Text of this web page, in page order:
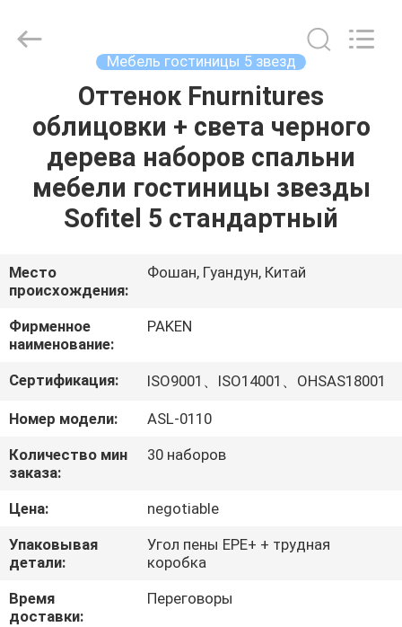
ПРОДУКТЫ
ПУТЕШЕСТВИЕ
ФАБРИКИ
ПРОВЕРКА
КАЧЕСТВА
СВЯЖИТЕСЬ
МЫ
СПРОСИТЕ
ЦИТАТУ
Мебель гостиницы 5 звезд
Оттенок Fnurnitures
облицовки + света черного
дерева наборов спальни
мебели гостиницы звезды
Sofitel 5 стандартный
Место
происхождения:
Фошан, Гуандун, Китай
Фирменное
наименование:
PAKEN
Сертификация: ISO9001、ISO14001、OHSAS18001
Номер модели:
ASL-0110
Количество мин
заказа:
30 наборов
Цена:
negotiable
Упаковывая
детали:
Угол пены EPE+ + трудная
коробка
Время
доставки:
Переговоры